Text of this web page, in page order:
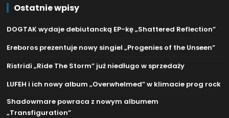
Ostatnie wpisy
DOGTAK wydaje debiutancką EP-kę „Shattered Reflection”
Ereboros prezentuje nowy singiel „Progenies of the Unseen”
Ristridi „Ride The Storm” już niedługo w sprzedaży
LUFEH i ich nowy album „Overwhelmed” w klimacie prog rock
Shadowmare powraca z nowym albumem
„Transfiguration”